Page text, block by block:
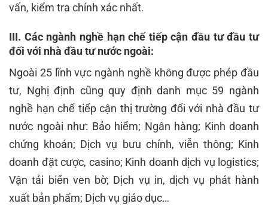
vấn, kiểm tra chính xác nhất.
III. Các ngành nghề hạn chế tiếp cận đầu tư đầu tư
đối với nhà đầu tư nước ngoài:
Ngoài 25 lĩnh vực ngành nghề không được phép đầu
tư, Nghị định cũng quy định danh mục 59 ngành
nghề hạn chế tiếp cận thị trường đối với nhà đầu tư
nước ngoài như: Bảo hiểm; Ngân hàng; Kinh doanh
chứng khoán; Dịch vụ bưu chính, viễn thông; Kinh
doanh đặt cược, casino; Kinh doanh dịch vụ logistics;
Vận tải biển ven bờ; Dịch vụ in, dịch vụ phát hành
xuất bản phẩm; Dịch vụ giáo dục…